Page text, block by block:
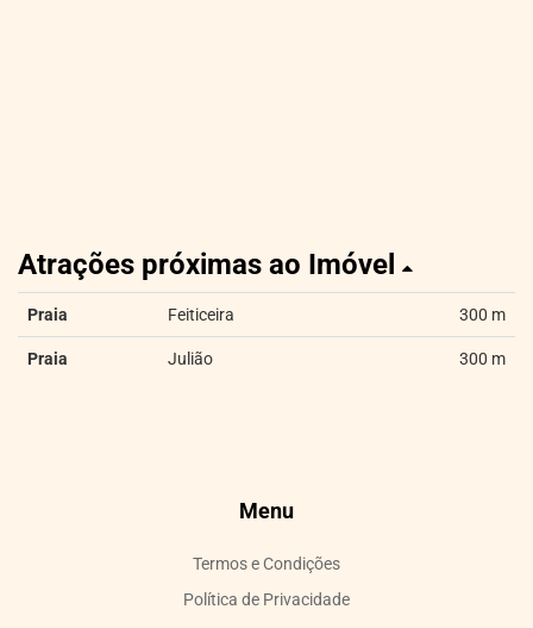
Atrações próximas ao Imóvel
Praia Feiticeira 300 m
Praia Julião 300 m
Menu
Termos e Condições
Política de Privacidade